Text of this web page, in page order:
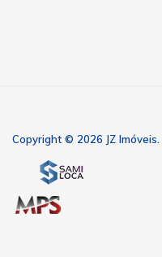
Copyright © 2026 JZ